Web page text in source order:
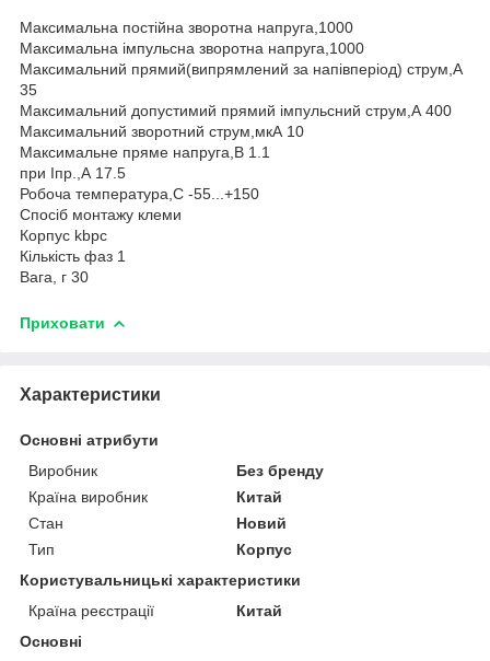
Максимальна постійна зворотна напруга,1000
Максимальна імпульсна зворотна напруга,1000
Максимальний прямий(випрямлений за напівперіод) струм,А
35
Максимальний допустимий прямий імпульсний струм,А 400
Максимальний зворотний струм,мкА 10
Максимальне пряме напруга,В 1.1
при Іпр.,А 17.5
Робоча температура,С -55...+150
Спосіб монтажу клеми
Корпус kbpc
Кількість фаз 1
Вага, г 30
Приховати
Характеристики
Основні атрибути
Виробник
Без бренду
Країна виробник
Китай
Стан
Новий
Тип
Корпус
Користувальницькі характеристики
Країна реєстрації
Китай
Основні